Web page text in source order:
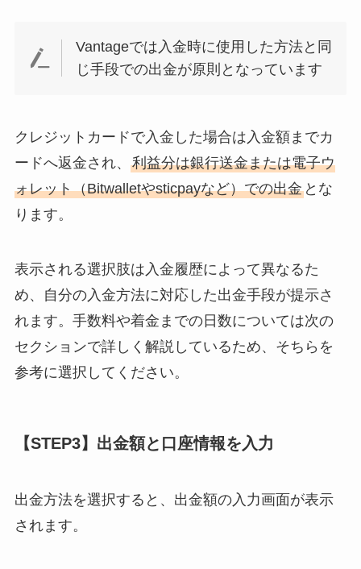
Vantageでは入金時に使用した方法と同
じ手段での出金が原則となっています
クレジットカードで入金した場合は入金額までカ
ードへ返金され、 利益分は銀行送金または電子ウ
ォレット（Bitwalletやsticpayなど）での出金とな
ります。
表示される選択肢は入金履歴によって異なるた
め、自分の入金方法に対応した出金手段が提示さ
れます。手数料や着金までの日数については次の
セクションで詳しく解説しているため、そちらを
参考に選択してください。
【STEP3】出金額と口座情報を入力
出金方法を選択すると、出金額の入力画面が表示
されます。